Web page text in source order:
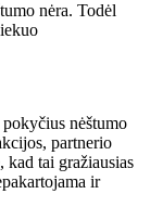
nėra. Todėl
nėštumo
partnerio
kad tai gražiausias
ir